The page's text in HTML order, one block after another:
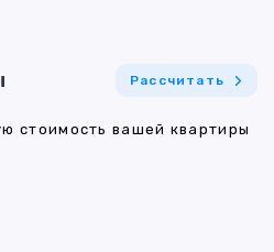
Рассчитать
стоимость вашей квартиры